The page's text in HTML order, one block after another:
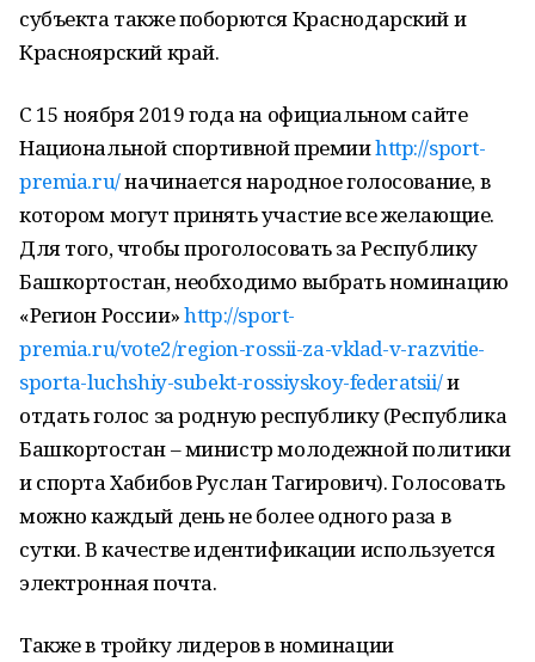
субъекта также поборются Краснодарский и
Красноярский край.
С 15 ноября 2019 года на официальном сайте
Национальной спортивной премииhttp://sport-
premia.ru/начинается народное голосование, в
котором могут принять участие все желающие.
Для того, чтобы проголосовать за Республику
Башкортостан, необходимо выбрать номинацию
«Регион России»http://sport-
premia.ru/vote2/region-rossii-za-vklad-v-razvitie-
sporta-luchshiy-subekt-rossiyskoy-federatsii/и
отдать голос за родную республику (Республика
Башкортостан – министр молодежной политики
и спорта Хабибов Руслан Тагирович). Голосовать
можно каждый день не более одного раза в
сутки. В качестве идентификации используется
электронная почта.
Также в тройку лидеров в номинации